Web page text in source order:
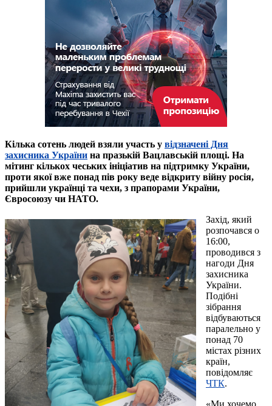
Кілька сотень людей взяли участь у відзначені Дня
захисника України на празькій Вацлавській площі. На
мітинг кількох чеських ініціатив на підтримку України,
проти якої вже понад пів року веде відкриту війну росія,
прийшли українці та чехи, з прапорами України,
Євросоюзу чи НАТО.
Захід, який
розпочався о
16:00,
проводився з
нагоди Дня
захисника
України.
Подібні
зібрання
відбуваються
паралельно у
понад 70
містах різних
країн,
повідомляє
ЧТК.
«Ми хочемо